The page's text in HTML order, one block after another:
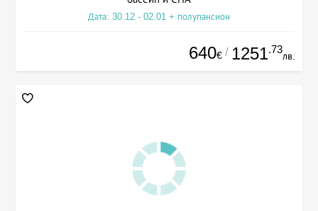
Дата: 30.12 - 02.01 + полупансион
640€ / 1251.73
лв.